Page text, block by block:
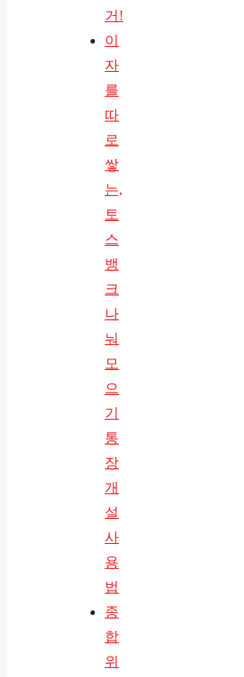
거!
이
자
를
따
로
쌓
는,
토
스
뱅
크
나
눠
모
으
기
통
장
개
설
사
용
법
종
합
위